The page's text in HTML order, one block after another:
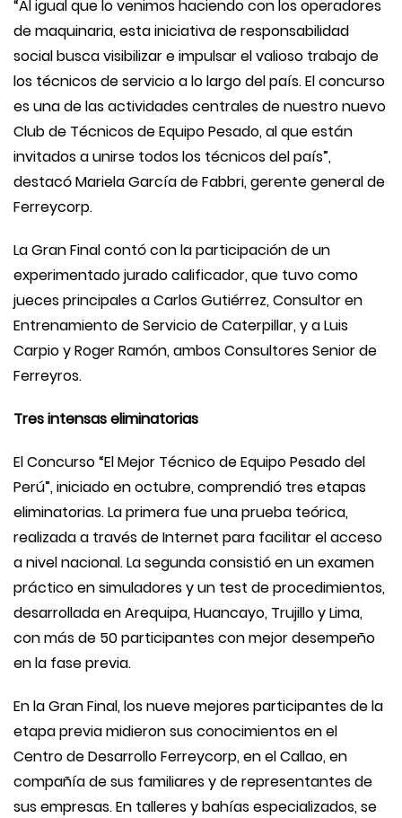
“Al igual que lo venimos haciendo con los operadores
de maquinaria, esta iniciativa de responsabilidad
social busca visibilizar e impulsar el valioso trabajo de
los técnicos de servicio a lo largo del país. El concurso
es una de las actividades centrales de nuestro nuevo
Club de Técnicos de Equipo Pesado, al que están
invitados a unirse todos los técnicos del país”,
destacó Mariela García de Fabbri, gerente general de
Ferreycorp.
La Gran Final contó con la participación de un
experimentado jurado calificador, que tuvo como
jueces principales a Carlos Gutiérrez, Consultor en
Entrenamiento de Servicio de Caterpillar, y a Luis
Carpio y Roger Ramón, ambos Consultores Senior de
Ferreyros.
Tres intensas eliminatorias
El Concurso “El Mejor Técnico de Equipo Pesado del
Perú”, iniciado en octubre, comprendió tres etapas
eliminatorias. La primera fue una prueba teórica,
realizada a través de Internet para facilitar el acceso
a nivel nacional. La segunda consistió en un examen
práctico en simuladores y un test de procedimientos,
desarrollada en Arequipa, Huancayo, Trujillo y Lima,
con más de 50 participantes con mejor desempeño
en la fase previa.
En la Gran Final, los nueve mejores participantes de la
etapa previa midieron sus conocimientos en el
Centro de Desarrollo Ferreycorp, en el Callao, en
compañía de sus familiares y de representantes de
sus empresas. En talleres y bahías especializados, se